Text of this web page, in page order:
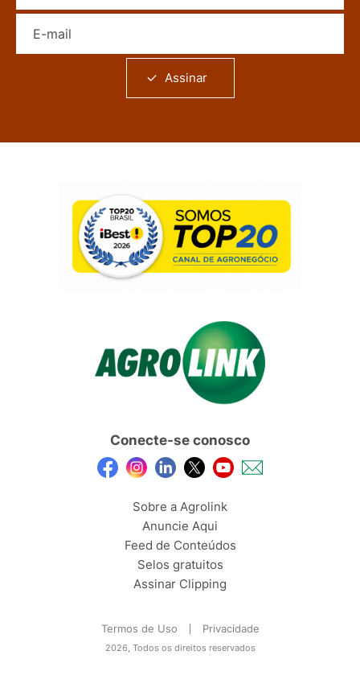
Assinar
Conecte-se conosco
Sobre a Agrolink
Anuncie Aqui
Feed de Conteúdos
Selos gratuitos
Assinar Clipping
Termos de Uso Privacidade
2026, Todos os direitos reservados